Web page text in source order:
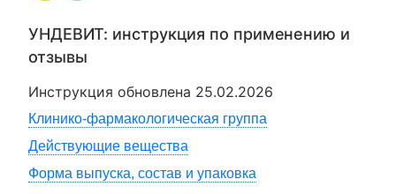
УНДЕВИТ: инструкция по применению и
отзывы
Инструкция обновлена 25.02.2026
Клинико-фармакологическая группа
Действующие вещества
Форма выпуска, состав и упаковка